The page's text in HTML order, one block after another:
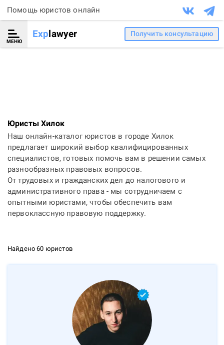
Помощь юристов онлайн
МЕНЮ
Explawyer Получить консультацию
Юристы Хилок
Наш онлайн-каталог юристов в городе Хилок
предлагает широкий выбор квалифицированных
специалистов, готовых помочь вам в решении самых
разнообразных правовых вопросов.
От трудовых и гражданских дел до налогового и
административного права - мы сотрудничаем с
опытными юристами, чтобы обеспечить вам
первоклассную правовую поддержку.
Найдено 60 юристов